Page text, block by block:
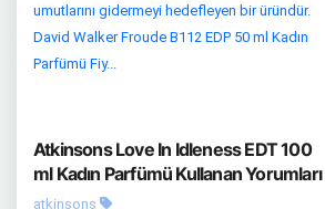
umutlarını gidermeyi hedefleyen bir üründür.
David Walker Froude B112 EDP 50 ml Kadın
Parfümü Fiy...
Atkinsons Love In Idleness EDT 100
ml Kadın Parfümü Kullanan Yorumları
atkinsons